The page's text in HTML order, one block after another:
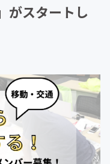
がスタートし